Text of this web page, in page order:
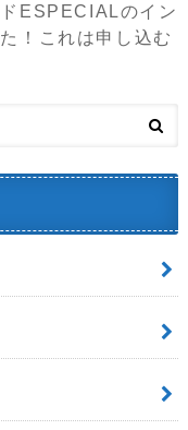
ESPECIALのイン
！これは申し込む